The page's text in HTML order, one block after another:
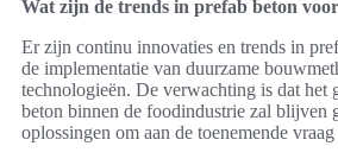
Wat zijn de trends in prefab beton
Er zijn continu innovaties en trends in
de implementatie van duurzame
technologieën. De verwachting is dat het
beton binnen de foodindustrie zal blijven
oplossingen om aan de toenemende